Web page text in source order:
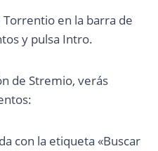
Torrentio en la barra de
y pulsa Intro.
de Stremio, verás
con la etiqueta «Buscar